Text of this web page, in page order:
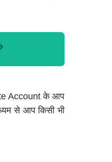
Account के आप
से आप किसी भी